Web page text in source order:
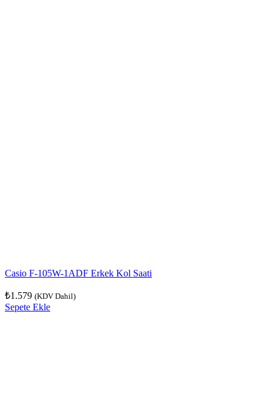
Casio F-105W-1ADF Erkek Kol Saati
₺1.579 (KDV Dahil)
Sepete Ekle